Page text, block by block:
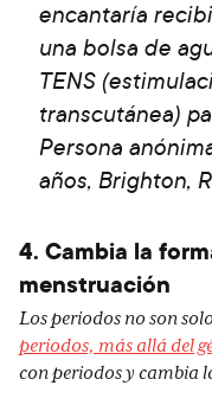
encantaría
una bolsa de
TENS
transcutánea)
Persona
años, Brighton,
4. Cambia la
menstruación
Los periodos no son
periodos, más allá del
con periodos y cambia